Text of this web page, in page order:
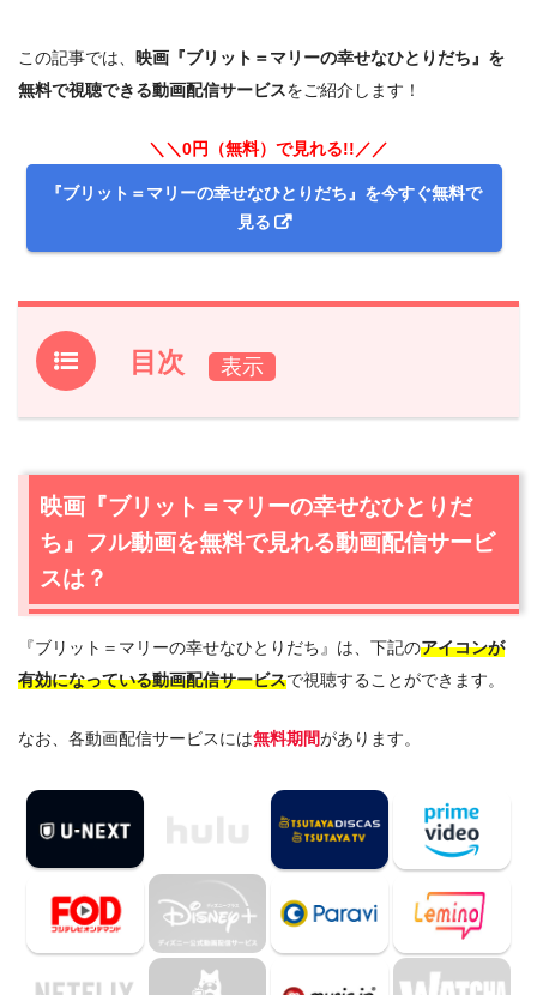
この記事では、 映画『ブリット＝マリーの幸せなひとりだち』を
無料で視聴できる動画配信サービスをご紹介します！
＼＼0円（無料）で見れる!!／／
『ブリット＝マリーの幸せなひとりだち』を今すぐ無料で
見る
目次
1.映画『ブリット＝マリーの幸せなひとりだち』フル動画
聴はU-NEXTが一番おすすめ
1.2映画『ブリット＝マリーの幸せなひとりだち』を動画配
信＆宅配レンタルで楽しめるTSUTAYA TVもおすすめ
2.映画『ブリット＝マリーの幸せなひとりだち』作品情報
2.1 映画『ブリット＝マリーの幸せなひとりだち』あらすじ
2.2映画『ブリット＝マリーの幸せなひとりだち』キャス
2.3映画『ブリット＝マリーの幸せなひとりだち』制作ス
3. 映画『ブリット＝マリーの幸せなひとりだち』を見たい
人におすすめの関連作品
3.1『マイ・インターン』（2015年）
3.2『シェフ 三ツ星フードトラック始めました』（2014
年）
3.3 『最強のふたり』（2011年）
映画『ブリット＝マリーの幸せなひとりだ
ち』フル動画を無料で見れる動画配信サービ
スは？
『ブリット＝マリーの幸せなひとりだち』は、下記のアイコンが
有効になっている動画配信サービスで視聴することができます。
なお、各動画配信サービスには無料期間があります。